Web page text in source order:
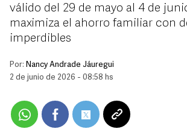
válido del 29 de mayo al 4 de
maximiza el ahorro familiar con
imperdibles
Por: Nancy Andrade Jáuregui
2 de junio de 2026 - 08:58 hs